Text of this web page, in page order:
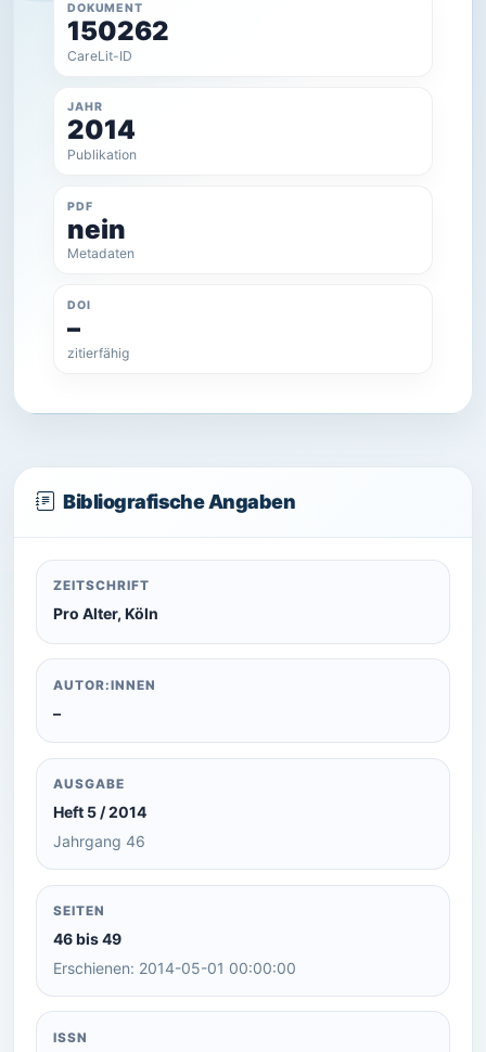
DOKUMENT
150262
CareLit-ID
JAHR
2014
Publikation
PDF
nein
Metadaten
DOI
–
zitierfähig
Bibliografische Angaben
ZEITSCHRIFT
Pro Alter, Köln
AUTOR:INNEN
–
AUSGABE
Heft 5 / 2014
Jahrgang 46
SEITEN
46 bis 49
Erschienen: 2014-05-01 00:00:00
ISSN